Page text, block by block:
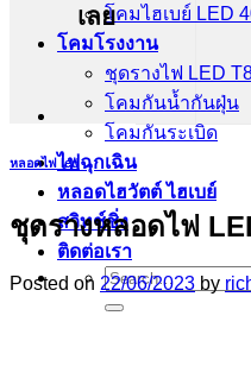
โคมไฮเบย์ LED
โคมโรงงาน
ชุดรางไฟ LED
โคมกันน้ำกันฝุ่น
โคมกันระเบิด
ไฟฉุกเฉิน
หลอดไฮวัตต์ ไฮเบย์
สวิทช์ชิ่ง
ติดต่อเรา
Search
for:
เลย
หลอดไฟ led
ชุดรางหลอดไฟ
Posted on 22/06/2023 by